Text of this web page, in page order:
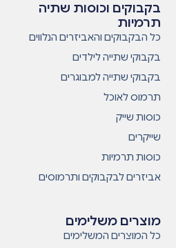
מוצרים משלימים
כל המוצרים המשלימים
בקבוקים וכוסות שתיה
תרמיות
כל הבקבוקים והאביזרים הנלווים
בקבוקי שתייה לילדים
בקבוקי שתייה למבוגרים
תרמוס לאוכל
כוסות שייק
שייקרים
כוסות תרמיות
אביזרים לבקבוקים ותרמוסים